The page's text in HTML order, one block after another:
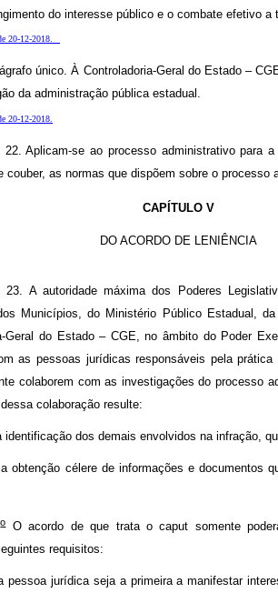
do interesse público e o combate efetivo a
20-12-2018.
único. À Controladoria-Geral do Estado –
da administração pública estadual.
20-12-2018.
22. Aplicam-se ao processo administrativo para
couber, as normas que dispõem sobre o processo
CAPÍTULO V
DO ACORDO DE LENIÊNCIA
23. A autoridade máxima dos Poderes
Municípios, do Ministério Público Estadual,
Geral do Estado – CGE, no âmbito do Poder
as pessoas jurídicas responsáveis pela
colaborem com as investigações do processo
colaboração resulte:
identificação dos demais envolvidos na infração,
obtenção célere de informações e documentos
oO acordo de que trata o caput somente
requisitos:
pessoa jurídica seja a primeira a manifestar